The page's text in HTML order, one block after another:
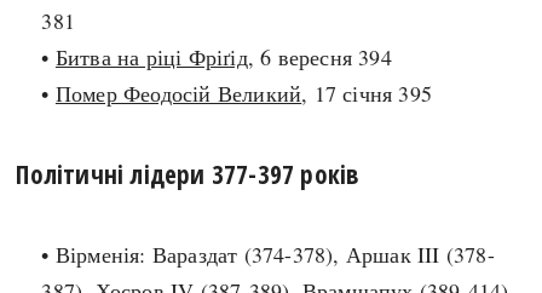
СЬОГОДНІ
ПРАВИЛА ЖИТТЯ
ПОДКАСТИ
ФОТОІСТОРІЇ
381
• Битва на ріці Фріґід, 6 вересня 394
• Помер Феодосій Великий, 17 січня 395
Політичні лідери 377-397 років
• Вірменія: Вараздат (374-378), Аршак III (378-